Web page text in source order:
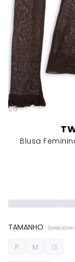
1/6
Blusa
TAMANHO
P M G